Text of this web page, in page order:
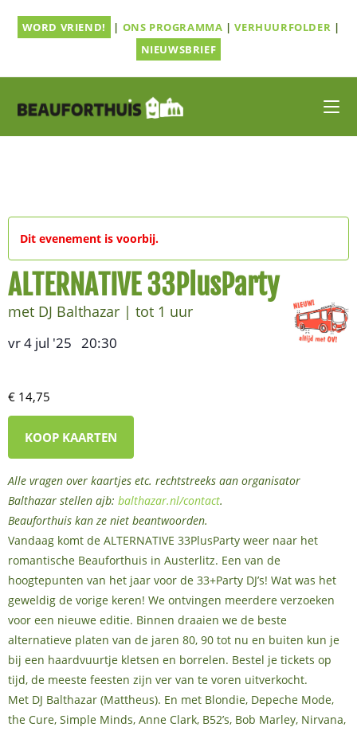
naarWORD VRIEND! | ONS PROGRAMMA |VERHUURFOLDER |
NIEUWSBRIEF
Dit evenement is voorbij.
ALTERNATIVE 33PlusParty
met DJ Balthazar | tot 1 uur
vr 4 jul '25 20:30
€ 14,75
KOOP KAARTEN
Alle vragen over kaartjes etc. rechtstreeks aan organisator
Balthazar stellen ajb: balthazar.nl/contact.
Beauforthuis kan ze niet beantwoorden.
Vandaag komt de ALTERNATIVE 33PlusParty weer naar het
romantische Beauforthuis in Austerlitz. Een van de
hoogtepunten van het jaar voor de 33+Party DJ’s! Wat was het
geweldig de vorige keren! We ontvingen meerdere verzoeken
voor een nieuwe editie. Binnen draaien we de beste
alternatieve platen van de jaren 80, 90 tot nu en buiten kun je
bij een haardvuurtje kletsen en borrelen. Bestel je tickets op
tijd, de meeste feesten zijn ver van te voren uitverkocht.
Met DJ Balthazar (Mattheus). En met Blondie, Depeche Mode,
the Cure, Simple Minds, Anne Clark, B52’s, Bob Marley, Nirvana,